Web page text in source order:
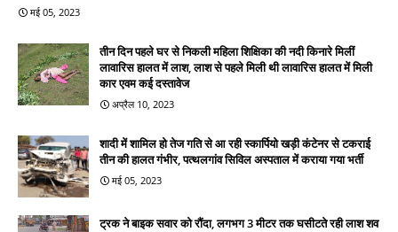
मई 05, 2023
तीन दिन पहले घर से निकली महिला शिक्षिका की नदी किनारे मिलीं
लावारिस हालत में लाश, लाश से पहले मिली थी लावारिस हालत में मिली
कार एवम कई दस्तावेज
अप्रैल 10, 2023
शादी में शामिल हो तेज गति से आ रही स्कार्पियो खड़ी कंटेनर से टकराई
तीन की हालत गंभीर, पत्थलगांव सिविल अस्पताल में कराया गया भर्ती
मई 05, 2023
ट्रक ने बाइक सवार को रौंदा, लगभग 3 मीटर तक घसीटते रही लाश शव